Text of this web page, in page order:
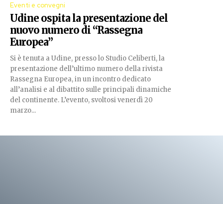
Eventi e convegni
Udine ospita la presentazione del
nuovo numero di “Rassegna
Europea”
Si è tenuta a Udine, presso lo Studio Celiberti, la
presentazione dell’ultimo numero della rivista
Rassegna Europea, in un incontro dedicato
all’analisi e al dibattito sulle principali dinamiche
del continente. L’evento, svoltosi venerdì 20
marzo...